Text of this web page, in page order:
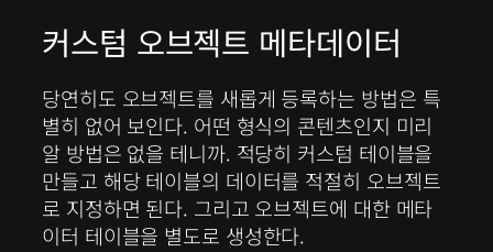
커스텀 오브젝트 메타데이터
당연히도 오브젝트를 새롭게 등록하는 방법은 특
별히 없어 보인다. 어떤 형식의 콘텐츠인지 미리
알 방법은 없을 테니까. 적당히 커스텀 테이블을
만들고 해당 테이블의 데이터를 적절히 오브젝트
로 지정하면 된다. 그리고 오브젝트에 대한 메타
이터 테이블을 별도로 생성한다.